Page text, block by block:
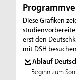
Diese Grafiken
erst den
mit DSH
Ablauf
Beginn zum